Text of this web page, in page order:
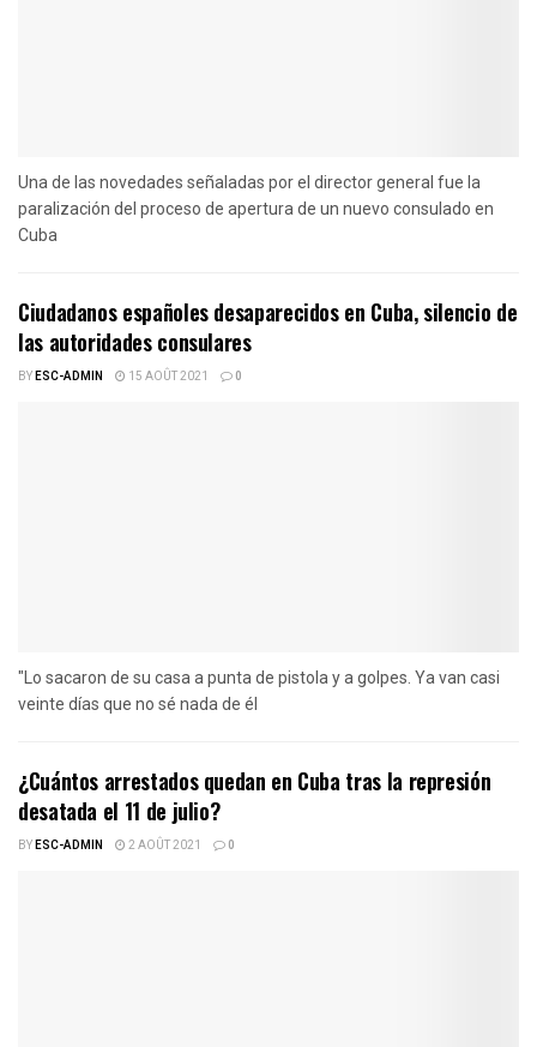
Una de las novedades señaladas por el director general fue la
paralización del proceso de apertura de un nuevo consulado en
Cuba
Ciudadanos españoles desaparecidos en Cuba, silencio de
las autoridades consulares
BYESC-ADMIN 15 AOÛT 2021 0
"Lo sacaron de su casa a punta de pistola y a golpes. Ya van casi
veinte días que no sé nada de él
¿Cuántos arrestados quedan en Cuba tras la represión
desatada el 11 de julio?
BYESC-ADMIN 2 AOÛT 2021 0